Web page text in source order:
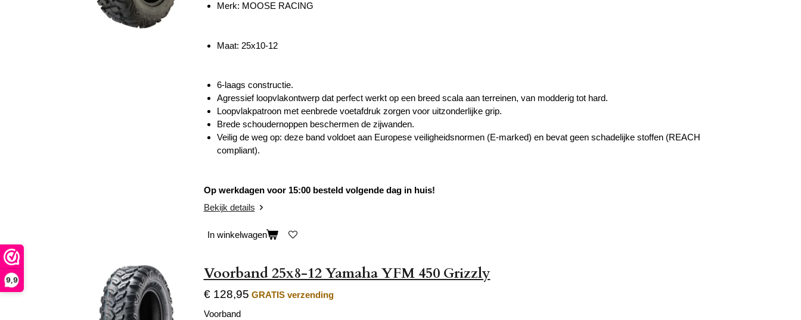
9,9
Merk: MOOSE RACING
Maat: 25x10-12
6-laags constructie.
Agressief loopvlakontwerp dat perfect werkt op een breed scala aan terreinen, van modderig tot hard.
Loopvlakpatroon met eenbrede voetafdruk zorgen voor uitzonderlijke grip.
Brede schoudernoppen beschermen de zijwanden.
Veilig de weg op: deze band voldoet aan Europese veiligheidsnormen (E-marked) en bevat geen schadelijke stoffen (REACH
compliant).
Op werkdagen voor 15:00 besteld volgende dag in huis!
Bekijk details
In winkelwagen
Voorband 25x8-12 Yamaha YFM 450 Grizzly
€ 128,95 GRATIS verzending
Voorband